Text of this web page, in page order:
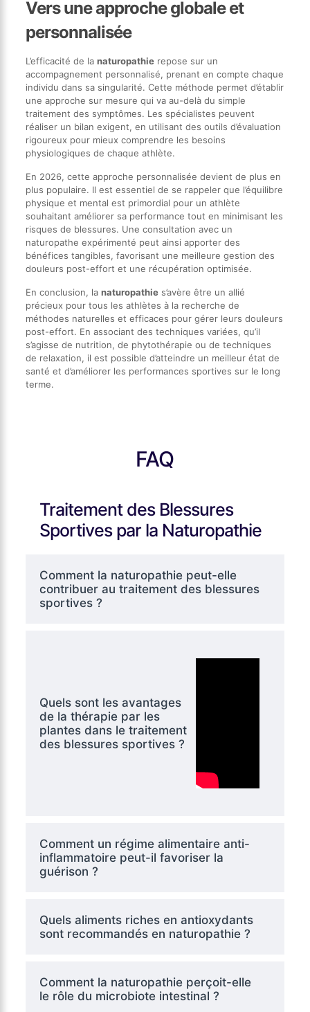
Vers une approche globale et
personnalisée
L’efficacité de la naturopathierepose sur un
accompagnement personnalisé, prenant en compte chaque
individu dans sa singularité. Cette méthode permet d’établir
une approche sur mesure qui va au-delà du simple
traitement des symptômes. Les spécialistes peuvent
réaliser un bilan exigent, en utilisant des outils d’évaluation
rigoureux pour mieux comprendre les besoins
physiologiques de chaque athlète.
En 2026, cette approche personnalisée devient de plus en
plus populaire. Il est essentiel de se rappeler que l’équilibre
physique et mental est primordial pour un athlète
souhaitant améliorer sa performance tout en minimisant les
risques de blessures. Une consultation avec un
naturopathe expérimenté peut ainsi apporter des
bénéfices tangibles, favorisant une meilleure gestion des
douleurs post-effort et une récupération optimisée.
En conclusion, la naturopathies’avère être un allié
précieux pour tous les athlètes à la recherche de
méthodes naturelles et efficaces pour gérer leurs douleurs
post-effort. En associant des techniques variées, qu’il
s’agisse de nutrition, de phytothérapie ou de techniques
de relaxation, il est possible d’atteindre un meilleur état de
santé et d’améliorer les performances sportives sur le long
terme.
FAQ
Traitement des Blessures
Sportives par la Naturopathie
Comment la naturopathie peut-elle
contribuer au traitement des blessures
sportives ?
Quels sont les avantages
de la thérapie par les
plantes dans le traitement
des blessures sportives ?
Comment un régime alimentaire anti-
inflammatoire peut-il favoriser la
guérison ?
Quels aliments riches en antioxydants
sont recommandés en naturopathie ?
Comment la naturopathie perçoit-elle
le rôle du microbiote intestinal ?